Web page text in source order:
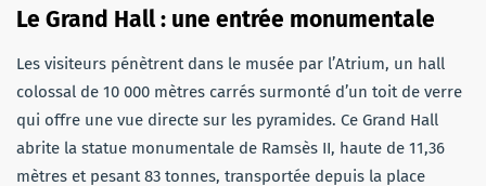
Le Grand Hall : une entrée monumentale
Les visiteurs pénètrent dans le musée par l’Atrium, un hall
colossal de 10 000 mètres carrés surmonté d’un toit de verre
qui offre une vue directe sur les pyramides. Ce Grand Hall
abrite la statue monumentale de Ramsès II, haute de 11,36
mètres et pesant 83 tonnes, transportée depuis la place